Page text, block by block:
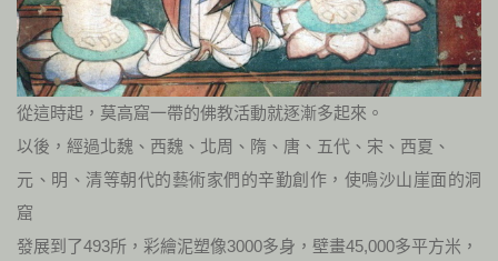
從這時起，莫高窟一帶的佛教活動就逐漸多起來。
以後，經過北魏、西魏、北周、隋、唐、五代、宋、西夏、
元、明、清等朝代的藝術家們的辛勤創作，使鳴沙山崖面的洞
窟
發展到了493所，彩繪泥塑像3000多身，壁畫45,000多平方米，